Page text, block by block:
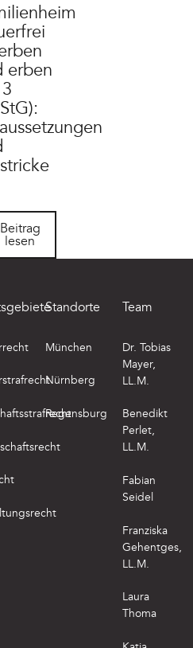
erben
lesen
Beitrag
lesen
Standorte
München
Nürnberg
Regensburg
Team
Dr. Tobias
Mayer,
LL.M.
Benedikt
Perlet,
LL.M.
Fabian
Seidel
Franziska
Gehentges,
LL.M.
Laura
Thoma